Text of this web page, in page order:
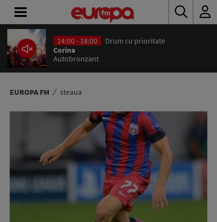
14:00 - 18:00
Drum cu prioritate
Corina
Autobronzant
EUROPA FM steaua
ACASĂ
ȘTIRI
RADIO
CONCURSURI
ASCULTĂ
LIVE